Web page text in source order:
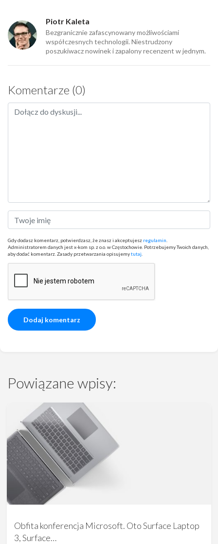
Piotr Kaleta
Bezgranicznie zafascynowany możliwościami
współczesnych technologii. Niestrudzony
poszukiwacz nowinek i zapalony recenzent w jednym.
Komentarze (0)
Gdy dodasz komentarz, potwierdzasz, że znasz i akceptujesz regulamin.
Administratorem danych jest x-kom sp. z o.o. w Częstochowie. Potrzebujemy Twoich danych,
aby dodać komentarz. Zasady przetwarzania opisujemytutaj.
Powiązane wpisy:
Obfita konferencja Microsoft. Oto Surface Laptop
3, Surface…